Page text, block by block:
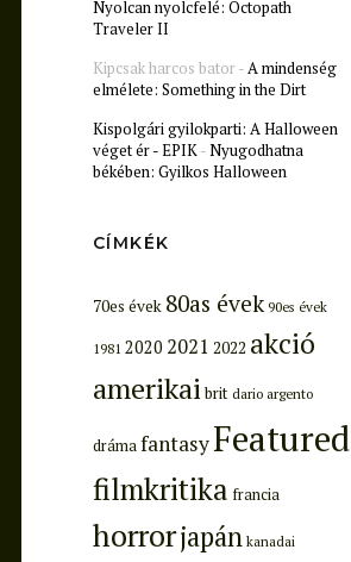
Nyolcan nyolcfelé: Octopath
Traveler II
Kipcsak harcos bator-A mindenség
elmélete: Something in the Dirt
Kispolgári gyilokparti: A Halloween
véget ér - EPIK-Nyugodhatna
békében: Gyilkos Halloween
CÍMKÉK
70es évek 80as évek 90es évek
1981 2020 2021 2022 akció
amerikaibrit dario argento
drámafantasyFeatured
filmkritika francia
horrorjapán kanadai